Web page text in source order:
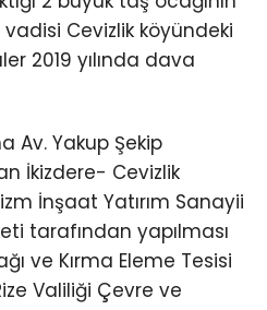
vadisi Cevizlik köyündeki
2019 yılında dava
Av. Yakup Şekip
İkizdere- Cevizlik
İnşaat Yatırım Sanayii
tarafından yapılması
ve Kırma Eleme Tesisi
Valiliği Çevre ve